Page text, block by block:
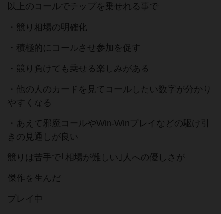
以上のコールでチップを乗せれる事で
・競り相場の明確化
・積極的にコールさせ参加を促す
・競り負けても乗せる楽しみがある
・他の人のカードを見てコールしたい数字が分かり
やすくなる
・あえて邪魔コールやWin-Winプレイなどの駆け引
きの見通しが良い
競りは苦手で｢相場が難しい｣人への優しさが
傑作を生んだ
プレイ中